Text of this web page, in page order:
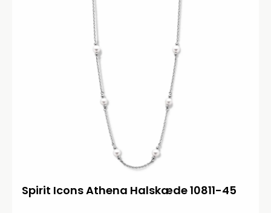
Spirit Icons Athena Halskæde 10811-45